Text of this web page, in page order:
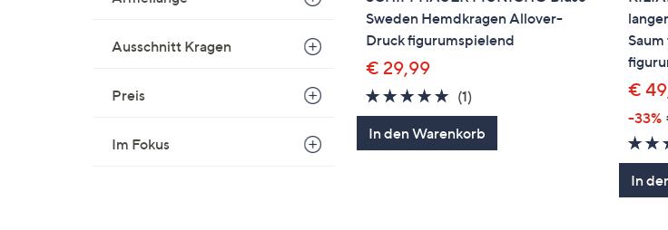
Ausschnitt Kragen
Preis
Im Fokus
Sweden Hemdkragen Allover-
Druck figurumspielend
€ 29,99
5.0
von
5
(1)1
Bewertungen
In den Warenkorb
€
-33%
In